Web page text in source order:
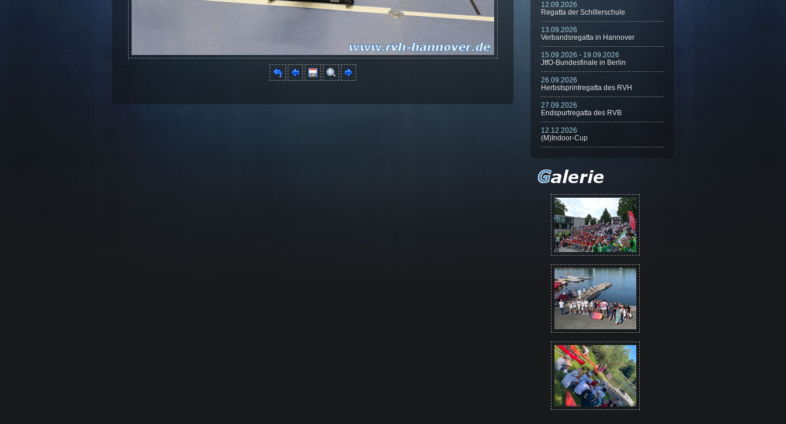
12.09.2026
Regatta der Schillerschule
13.09.2026
Verbandsregatta in Hannover
15.09.2026 - 19.09.2026
JtfO-Bundesfinale in Berlin
26.09.2026
Herbstsprintregatta des RVH
27.09.2026
Endspurtregatta des RVB
12.12.2026
(M)Indoor-Cup